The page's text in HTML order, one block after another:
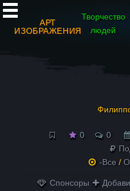
АРТ
ИЗОБРАЖЕНИЯ
Творчество
людей
0 0
-Все /
Спонсоры